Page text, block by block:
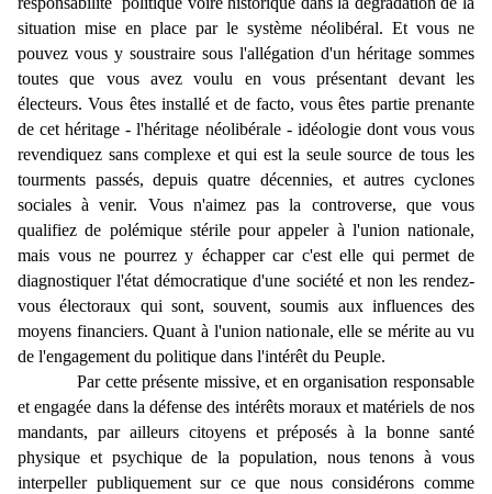
situation mise en place par le système néolibéral. Et vous ne
pouvez vous y soustraire sous l'allégation d'un héritage sommes
toutes que vous avez voulu en vous présentant devant les
électeurs. Vous êtes installé et de facto, vous êtes partie prenante
de cet héritage - l'héritage néolibérale - idéologie dont vous vous
revendiquez sans complexe et qui est la seule source de tous les
tourments passés, depuis quatre décennies, et autres cyclones
sociales à venir. Vous n'aimez pas la controverse, que vous
qualifiez de polémique stérile pour appeler à l'union nationale,
mais vous ne pourrez y échapper car c'est elle qui permet de
diagnostiquer l'état démocratique d'une société et non les rendez-
vous électoraux qui sont, souvent, soumis aux influences des
moyens financiers. Quant à l'union nationale, elle se mérite au vu
de l'engagement du politique dans l'intérêt du Peuple.
Par cette présente missive, et en organisation responsable
et engagée dans la défense des intérêts moraux et matériels de nos
mandants, par ailleurs citoyens et préposés à la bonne santé
physique et psychique de la population, nous tenons à vous
interpeller publiquement sur ce que nous considérons comme